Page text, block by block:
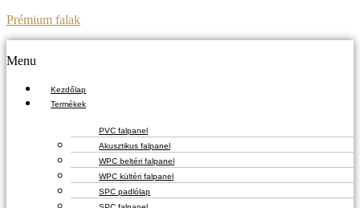
Prémium falak
Menu
Kezdőlap
Termékek
PVC falpanel
Akusztikus falpanel
WPC beltéri falpanel
WPC kültéri falpanel
SPC padlólap